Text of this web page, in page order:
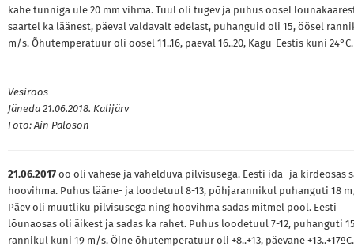
kahe tunniga üle 20 mm vihma. Tuul oli tugev ja puhus öösel
saartel ka läänest, päeval valdavalt edelast, puhanguid oli 15, öösel
m/s. Õhutemperatuur oli öösel 11..16, päeval 16..20, Kagu-Eestis kuni 24°C.
Vesiroos
Jäneda 21.06.2018. Kalijärv
Foto: Ain Paloson
21.06.2017 öö oli vähese ja vahelduva pilvisusega. Eesti ida- ja kirdeosas
hoovihma. Puhus lääne- ja loodetuul 8-13, põhjarannikul puhanguti 18
Päev oli muutliku pilvisusega ning hoovihma sadas mitmel pool. Eesti
lõunaosas oli äikest ja sadas ka rahet. Puhus loodetuul 7-12, puhanguti
rannikul kuni 19 m/s. Öine õhutemperatuur oli +8..+13, päevane +13..+17ºC.